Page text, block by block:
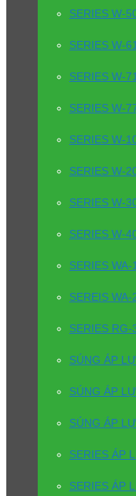
SERIES W-
SERIES W-
SERIES W-
SERIES W-
SERIES W-
SERIES W-
SERIES W-
SERIES W-
SERIES
SEREIS
SERIES RG-
SÚNG ÁP
SÚNG ÁP
SÚNG ÁP
SERIES ÁP
SERIES ÁP